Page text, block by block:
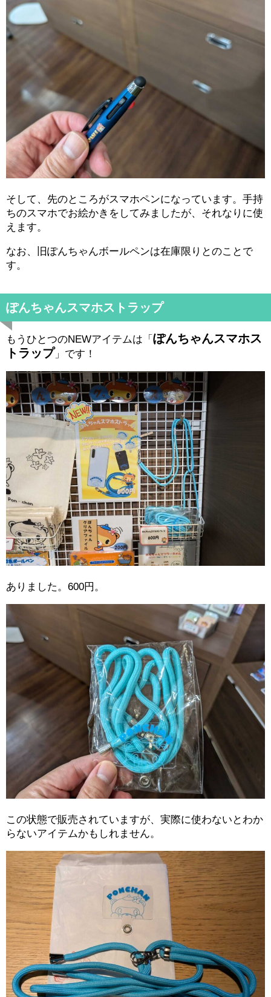
そして、先のところがスマホペンになっています。手持
ちのスマホでお絵かきをしてみましたが、それなりに使
えます。
なお、旧ぽんちゃんボールペンは在庫限りとのことで
す。
ぽんちゃんスマホストラップ
もうひとつのNEWアイテムは「 ぽんちゃんスマホス
トラップ 」です！
ありました。600円。
この状態で販売されていますが、実際に使わないとわか
らないアイテムかもしれません。